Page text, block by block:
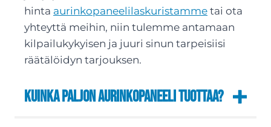
hinta aurinkopaneelilaskuristamme tai ota
yhteyttä meihin, niin tulemme antamaan
kilpailukykyisen ja juuri sinun tarpeisiisi
räätälöidyn tarjouksen.
Kuinka paljon aurinkopaneeli tuottaa?